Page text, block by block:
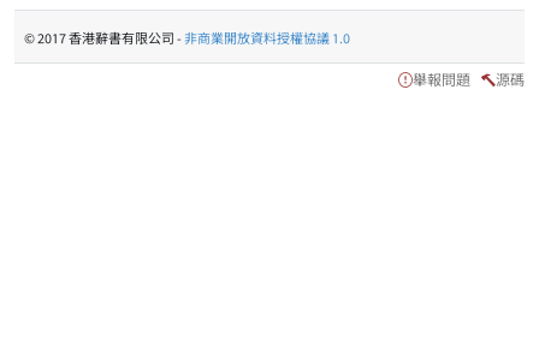
© 2017 香港辭書有限公司 -非商業開放資料授權協議 1.0
舉報問題 源碼